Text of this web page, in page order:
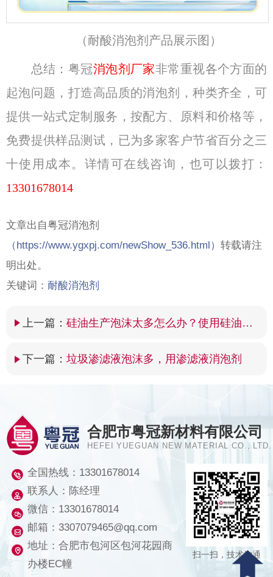
（耐酸消泡剂产品展示图）
总结：粤冠消泡剂厂家非常重视各个方面的
起泡问题，打造高品质的消泡剂，种类齐全，可
提供一站式定制服务，按配方、原料和价格等，
免费提供样品测试，已为多家客户节省百分之三
十使用成本。详情可在线咨询，也可以拨打：
13301678014
文章出自粤冠消泡剂
（ https://www.ygxpj.com/newShow_536.html） 转载请注
明出处。
关键词： 耐酸消泡剂
上一篇： 硅油生产泡沫太多怎么办？使用硅油消泡剂
下一篇： 垃圾渗滤液泡沫多，用渗滤液消泡剂
合肥市粤冠新材料有限公司
HEFEI YUEGUAN NEW MATERIAL CO., LTD.
全国热线： 13301678014
联系人：陈经理
微信：13301678014
邮箱：3307079465@qq.com
地址：合肥市包河区包河花园商
办楼EC幢
扫一扫，技术沟通